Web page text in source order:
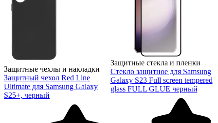
Защитные чехлы и накладки
Защитный чехол Red Line
Ultimate для Samsung Galaxy
S25+, черный
Защитные стекла и пленки
Стекло защитное для Samsung
Galaxy S23 Full screen tempered
glass FULL GLUE черный